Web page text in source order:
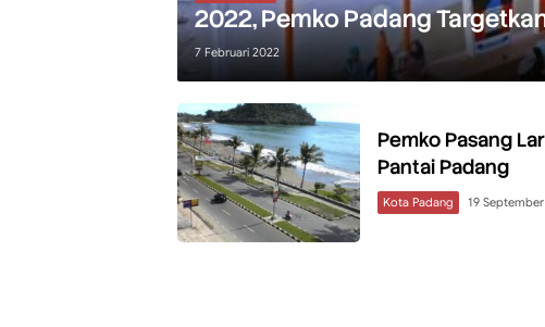
2022, Pemko Padang
7 Februari 2022
Pemko Pasang
Pantai Padang
Kota Padang 19